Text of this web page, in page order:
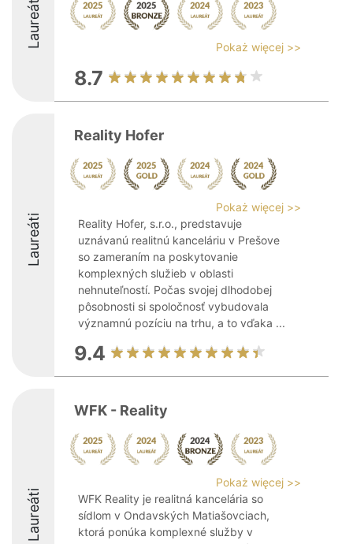
Laureáti Pokaż więcej >>
8.7
Laureáti
Reality Hofer
Pokaż więcej >>
Reality Hofer, s.r.o., predstavuje
uznávanú realitnú kanceláriu v Prešove
so zameraním na poskytovanie
komplexných služieb v oblasti
nehnuteľností. Počas svojej dlhodobej
pôsobnosti si spoločnosť vybudovala
významnú pozíciu na trhu, a to vďaka ...
9.4
Laureáti
WFK - Reality
Pokaż więcej >>
WFK Reality je realitná kancelária so
sídlom v Ondavských Matiašovciach,
ktorá ponúka komplexné služby v